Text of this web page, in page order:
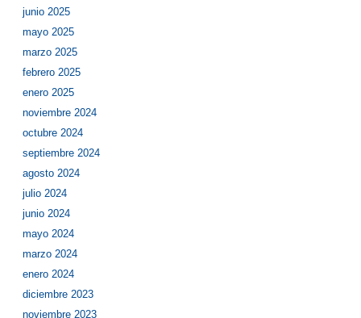
junio 2025
mayo 2025
marzo 2025
febrero 2025
enero 2025
noviembre 2024
octubre 2024
septiembre 2024
agosto 2024
julio 2024
junio 2024
mayo 2024
marzo 2024
enero 2024
diciembre 2023
noviembre 2023